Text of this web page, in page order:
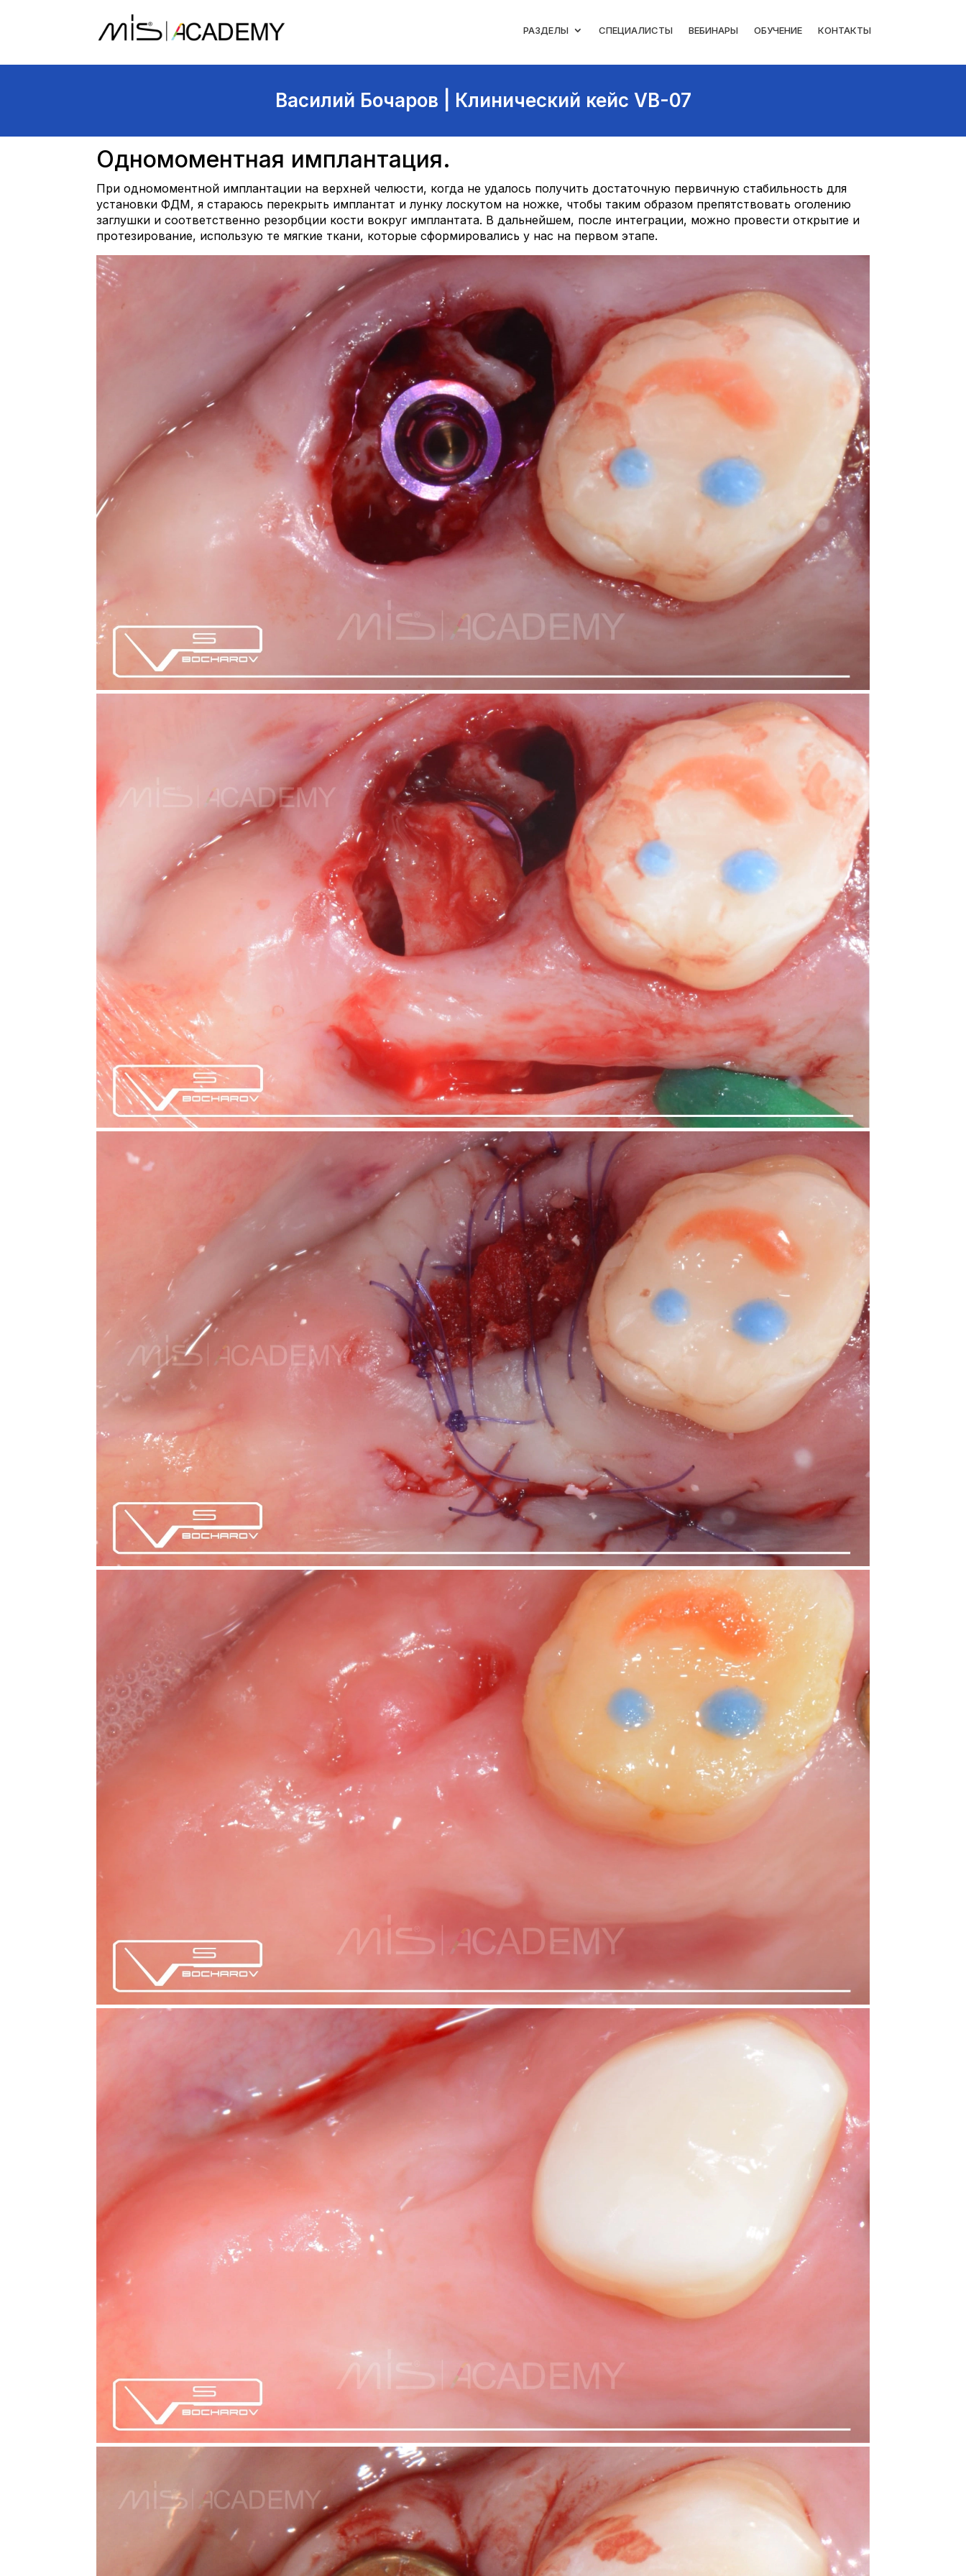
РАЗДЕЛЫ СПЕЦИАЛИСТЫ ВЕБИНАРЫ ОБУЧЕНИЕ КОНТАКТЫ
Василий Бочаров | Клинический кейс VB-07
Одномоментная имплантация.
При одномоментной имплантации на верхней челюсти, когда не удалось получить достаточную первичную стабильность для
установки ФДМ, я стараюсь перекрыть имплантат и лунку лоскутом на ножке, чтобы таким образом препятствовать оголению
заглушки и соответственно резорбции кости вокруг имплантата. В дальнейшем, после интеграции, можно провести открытие и
протезирование, использую те мягкие ткани, которые сформировались у нас на первом этапе.